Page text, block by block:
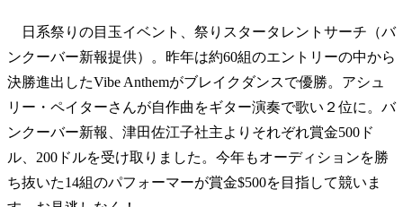
日系祭りの目玉イベント、祭りスタータレントサーチ（バ
ンクーバー新報提供）。昨年は約60組のエントリーの中から
決勝進出したVibe Anthemがブレイクダンスで優勝。アシュ
リー・ペイターさんが自作曲をギター演奏で歌い２位に。バ
ンクーバー新報、津田佐江子社主よりそれぞれ賞金500ド
ル、200ドルを受け取りました。今年もオーディションを勝
ち抜いた14組のパフォーマーが賞金$500を目指して競いま